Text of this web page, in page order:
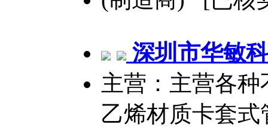
深圳市华敏
主营：主营各
乙烯材质卡套式